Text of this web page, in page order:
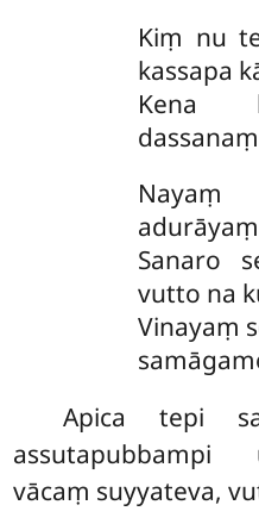
Kiṃ nu
kassapa
Kena
Sanaro
vutto na
Vinayaṃ
Apica tepi
assutapubbampi
vācaṃ suyyateva,